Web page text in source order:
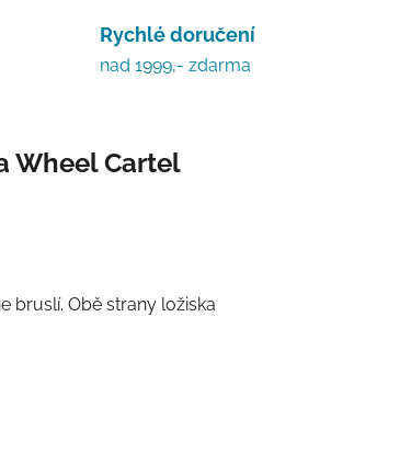
Rychlé doručení
nad 1999,- zdarma
Wheel Cartel
bruslí. Obě strany ložiska